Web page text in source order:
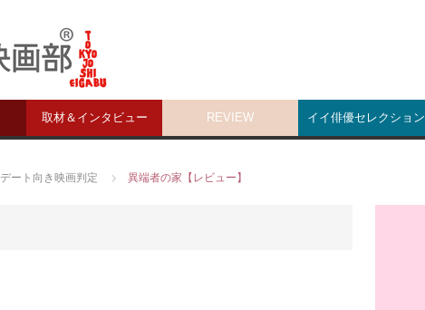
取材＆インタビュー REVIEW イイ俳優セレクション
デート向き映画判定 異端者の家【レビュー】